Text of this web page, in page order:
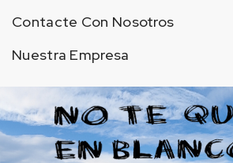
Contacte Con Nosotros
Nuestra Empresa